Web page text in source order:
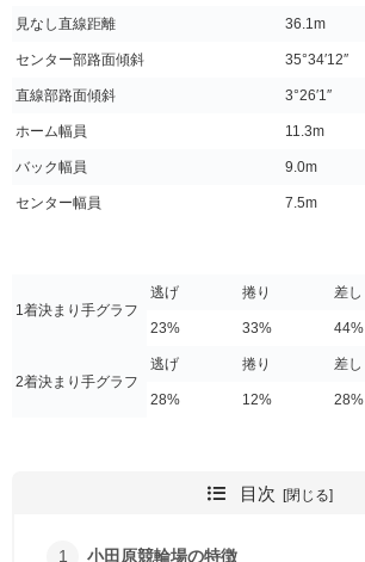
見なし直線距離 36.1m
センター部路面傾斜 35°34′12″
直線部路面傾斜 3°26′1″
ホーム幅員 11.3m
バック幅員 9.0m
センター幅員 7.5m
1着決まり手グラフ
逃げ 捲り 差し
23% 33% 44%
2着決まり手グラフ
逃げ 捲り 差し
28% 12% 28%
目次
小田原競輪場の特徴